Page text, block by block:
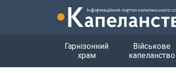
Гарнізонний
храм
Військове
капеланство